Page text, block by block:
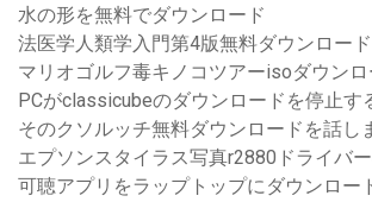
水の形を無料でダウンロード
法医学人類学入門第4版無料ダウンロード
マリオゴルフ毒キノコツアーisoダウンロ
PCがclassicubeのダウンロードを停止す
そのクソルッチ無料ダウンロードを話し
エプソンスタイラス写真r2880ドライバ
可聴アプリをラップトップにダウンロー